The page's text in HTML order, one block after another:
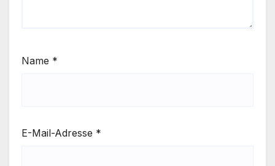
Name *
E-Mail-Adresse *